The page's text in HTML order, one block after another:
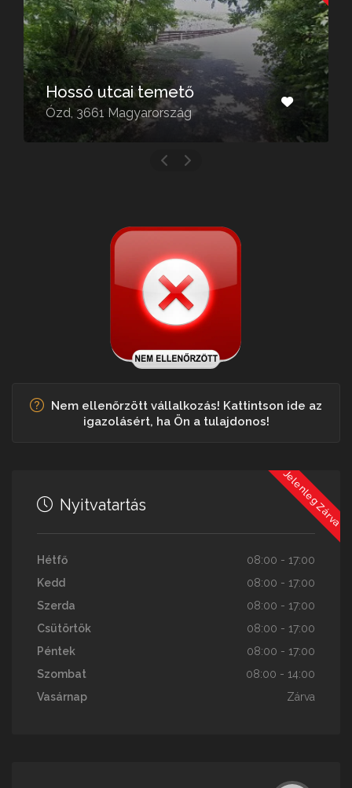
Hossó utcai temető
Ózd, 3661 Magyarország
Nem ellenőrzött vállalkozás! Kattintson ide az
igazolásért, ha Ön a tulajdonos!
Jelenleg Zárva
Nyitvatartás
Hétfő
08:00 - 17:00
Kedd
08:00 - 17:00
Szerda
08:00 - 17:00
Csütörtök
08:00 - 17:00
Péntek
08:00 - 17:00
Szombat
08:00 - 14:00
Vasárnap
Zárva